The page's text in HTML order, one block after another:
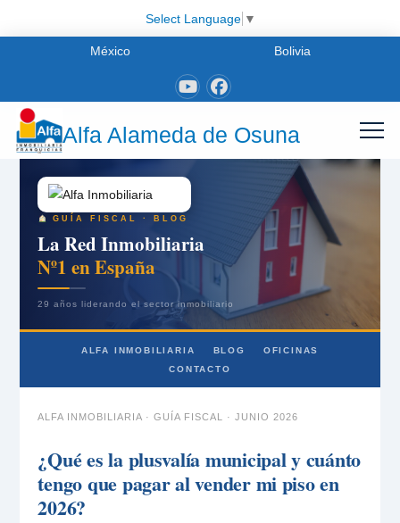
Select Language ▼
México Bolivia
Alfa Alameda de Osuna
GUÍA FISCAL · BLOG
La Red Inmobiliaria
Nº1 en España
29 años liderando el sector inmobiliario
ALFA INMOBILIARIA BLOG
OFICINAS
CONTACTO
ALFA INMOBILIARIA · GUÍA FISCAL · JUNIO 2026
¿Qué es la plusvalía municipal y cuánto
tengo que pagar al vender mi piso en
2026?